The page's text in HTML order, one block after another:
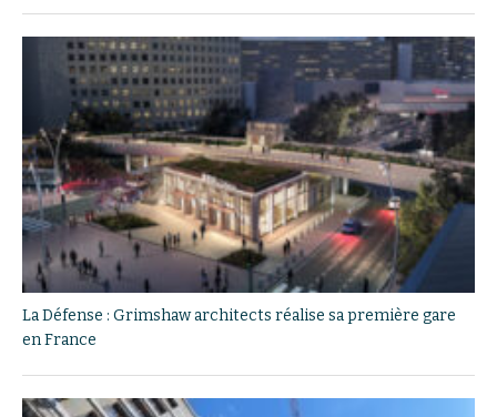
La Défense : Grimshaw architects réalise sa première gare
en France